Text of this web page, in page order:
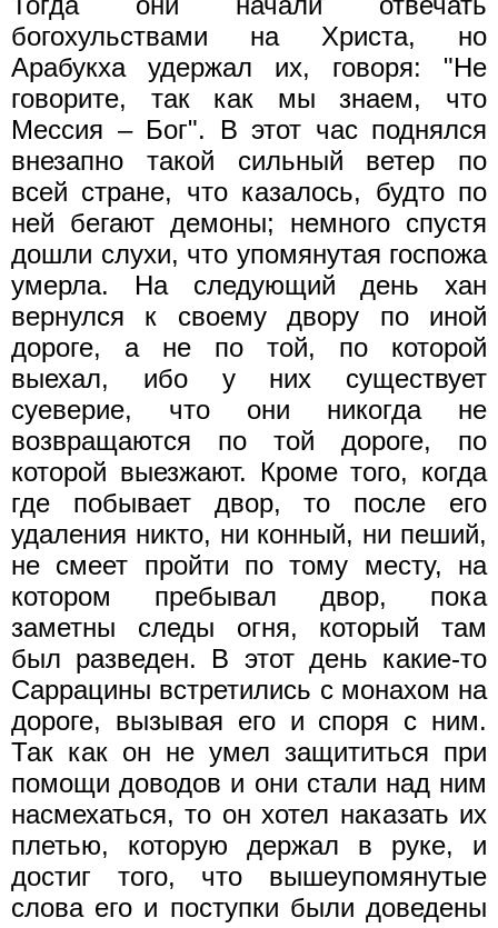
богохульствами на Христа, но
Арабукха удержал их, говоря: "Не
говорите, так как мы знаем, что
Мессия – Бог". В этот час поднялся
внезапно такой сильный ветер по
всей стране, что казалось, будто по
ней бегают демоны; немного спустя
дошли слухи, что упомянутая госпожа
умерла. На следующий день хан
вернулся к своему двору по иной
дороге, а не по той, по которой
выехал, ибо у них существует
суеверие, что они никогда не
возвращаются по той дороге, по
которой выезжают. Кроме того, когда
где побывает двор, то после его
удаления никто, ни конный, ни пеший,
не смеет пройти по тому месту, на
котором пребывал двор, пока
заметны следы огня, который там
был разведен. В этот день какие-то
Саррацины встретились с монахом на
дороге, вызывая его и споря с ним.
Так как он не умел защититься при
помощи доводов и они стали над ним
насмехаться, то он хотел наказать их
плетью, которую держал в руке, и
достиг того, что вышеупомянутые
слова его и поступки были доведены